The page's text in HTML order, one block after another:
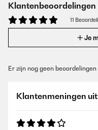
Klantenbeoordelingen
11
Je
Er zijn nog geen
Klantenmeningen